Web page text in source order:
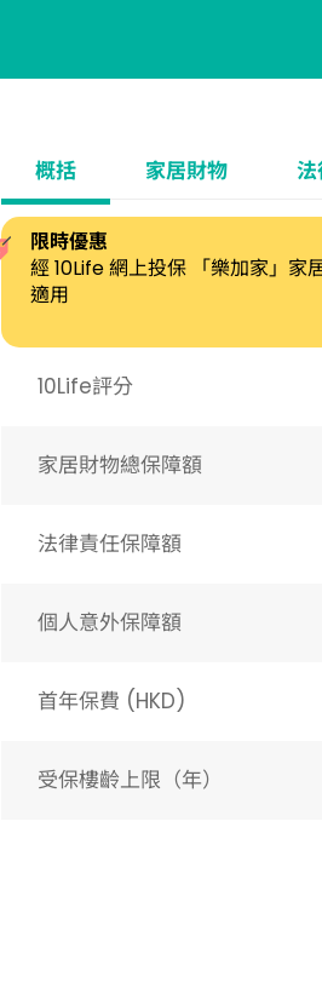
概括 家居財物
限時優惠
經 10Life 網上投保 「樂加家」
適用
10Life評分
家居財物總保障額
法律責任保障額
個人意外保障額
首年保費 (HKD)
受保樓齡上限（年）​